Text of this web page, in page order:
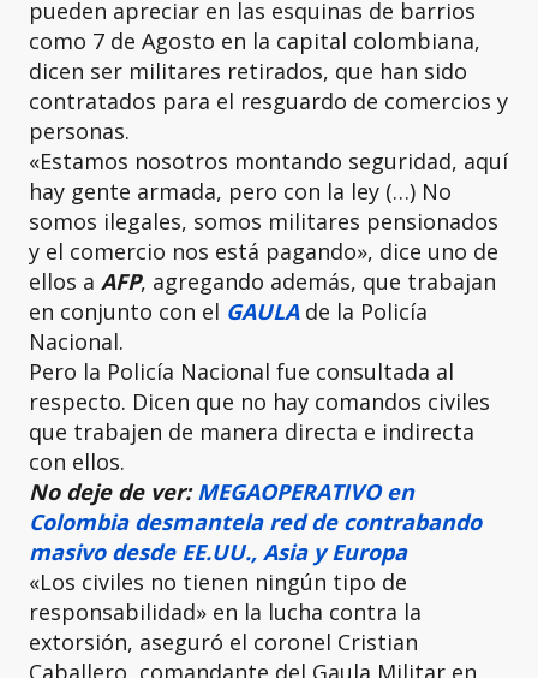
pueden apreciar en las esquinas de barrios
como 7 de Agosto en la capital colombiana,
dicen ser militares retirados, que han sido
contratados para el resguardo de comercios y
personas.
«Estamos nosotros montando seguridad, aquí
hay gente armada, pero con la ley (…) No
somos ilegales, somos militares pensionados
y el comercio nos está pagando», dice uno de
ellos a AFP, agregando además, que trabajan
en conjunto con el GAULAde la Policía
Nacional.
Pero la Policía Nacional fue consultada al
respecto. Dicen que no hay comandos civiles
que trabajen de manera directa e indirecta
con ellos.
No deje de ver: MEGAOPERATIVO en
Colombia desmantela red de contrabando
masivo desde EE.UU., Asia y Europa
«Los civiles no tienen ningún tipo de
responsabilidad» en la lucha contra la
extorsión, aseguró el coronel Cristian
Caballero, comandante del Gaula Militar en